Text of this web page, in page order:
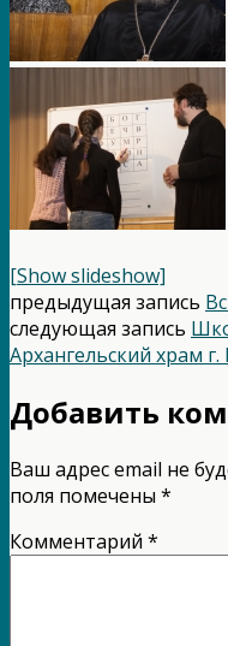
[Show slideshow]
предыдущая запись
следующая запись
Архангельский храм
Добавить
Ваш адрес email не
поля помечены *
Комментарий *